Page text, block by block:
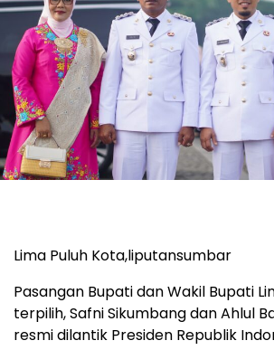
Lima Puluh Kota,liputansumbar
Pasangan Bupati dan Wakil Bupati
terpilih, Safni Sikumbang dan Ahlul
resmi dilantik Presiden Republik